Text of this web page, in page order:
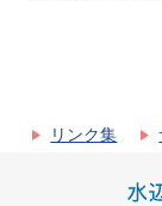
リンク集